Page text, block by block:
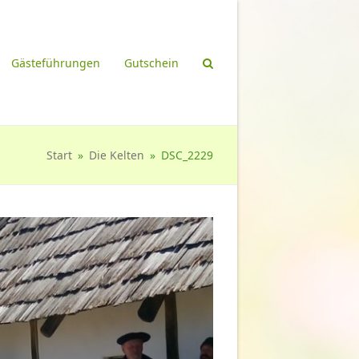
Gästeführungen Gutschein
Start » Die Kelten » DSC_2229